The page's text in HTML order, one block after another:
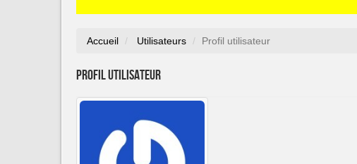
Accueil Utilisateurs Profil utilisateur
Profil utilisateur